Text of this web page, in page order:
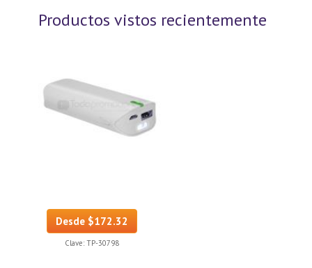
Productos vistos recientemente
Desde $172.32
Clave: TP-30798